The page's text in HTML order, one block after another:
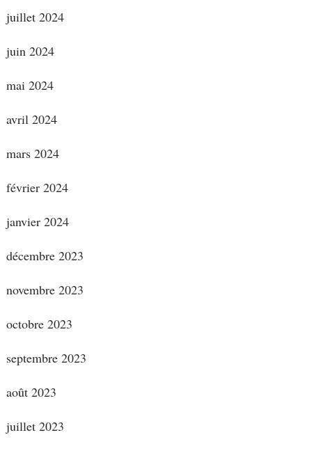
juillet 2024
juin 2024
mai 2024
avril 2024
mars 2024
février 2024
janvier 2024
décembre 2023
novembre 2023
octobre 2023
septembre 2023
août 2023
juillet 2023